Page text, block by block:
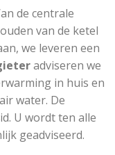
de centrale
van de ketel
we leveren een
adviseren we
in huis en
water. De
U wordt ten alle
geadviseerd.